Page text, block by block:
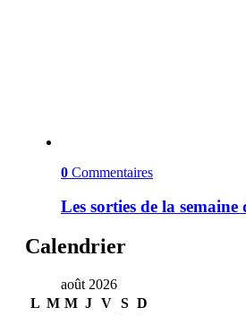
0 Commentaires
Les sorties de la
Calendrier
août 2026
L M M J V S D